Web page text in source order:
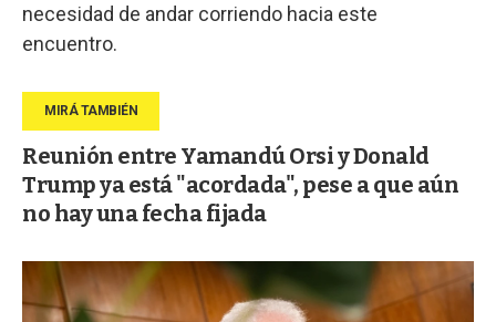
necesidad de andar corriendo hacia este
encuentro.
Reunión entre Yamandú Orsi y Donald
Trump ya está "acordada", pese a que aún
no hay una fecha fijada